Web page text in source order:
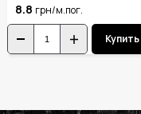
8.8 грн/м.пог.
Купить